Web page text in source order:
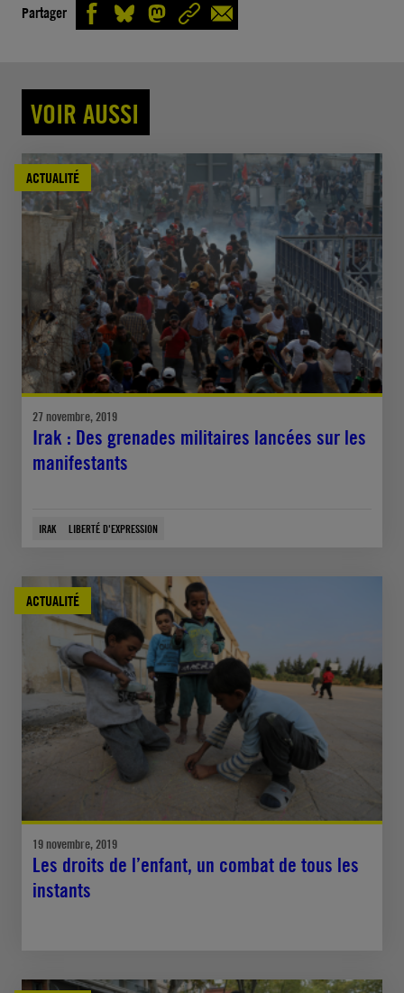
Partager
VOIR AUSSI
ACTUALITÉ
27 novembre, 2019
Irak : Des grenades militaires lancées sur les
manifestants
IRAK LIBERTÉ D'EXPRESSION
ACTUALITÉ
19 novembre, 2019
Les droits de l’enfant, un combat de tous les
instants